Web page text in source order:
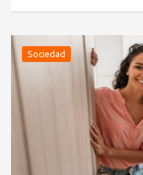
Sociedad